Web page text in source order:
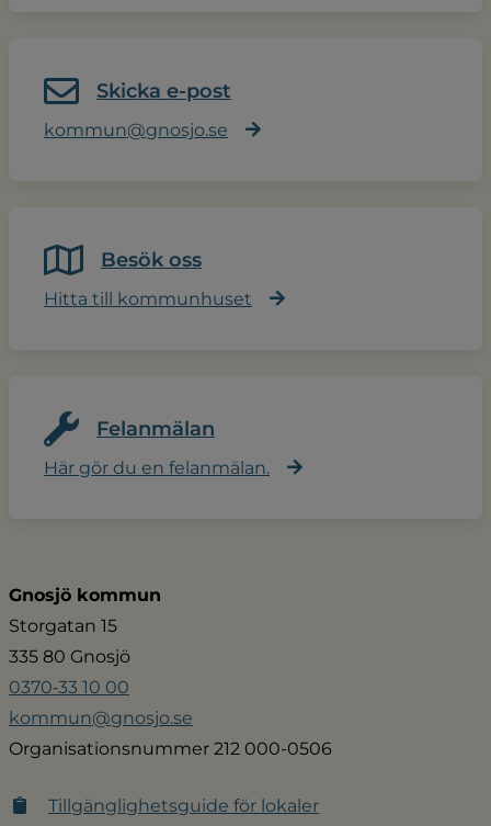
Skicka e-post
kommun@gnosjo.se
Besök oss
Hitta till kommunhuset
Felanmälan
Här gör du en felanmälan.
Gnosjö kommun
Storgatan 15
335 80 Gnosjö
0370‑33 10 00
kommun@gnosjo.se
Organisationsnummer 212 000-0506
Tillgänglighetsguide för lokaler